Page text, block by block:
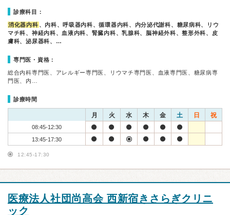
診療科目：
消化器内科 、内科、呼吸器内科、循環器内科、内分泌代謝科、糖尿病科、リウ
マチ科、神経内科、血液内科、腎臓内科、乳腺科、脳神経外科、整形外科、皮
膚科、泌尿器科、…
専門医・資格：
総合内科専門医、アレルギー専門医、リウマチ専門医、血液専門医、糖尿病専
門医、内…
診療時間
月 火 水 木 金 土 日 祝
08:45-12:30
13:45-17:30
12:45-17:30
医療法人社団尚高会 西新宿きさらぎクリニ
ック